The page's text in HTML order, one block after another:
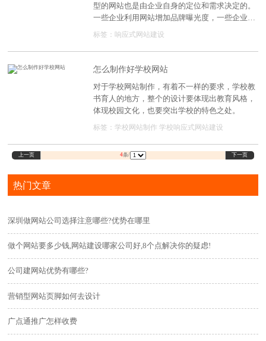
型的网站也是由企业自身的定位和需求决定的。
一些企业利用网站增加品牌曝光度，一些企业利
用网站建设展示产品或服务以获取现金，一些企
些企业仅利用网站作为展示平台来丰富企业文
化。当然，大多数企业的主要目的是营销。今
建设及其区别。
标签： 响应式网站建设
怎么制作好学校网站
对于学校网站制作，有着不一样的要求，学校教
书育人的地方，整个的设计要体现出教育风格，
体现校园文化，也要突出学校的特色之处。
标签： 学校网站制作 学校响应式网站建设
上一页 4条/ 下一页
热门文章
深圳做网站公司选择注意哪些?优势在哪里
做个网站要多少钱,网站建设哪家公司好,8个点解决你的疑虑!
公司建网站优势有哪些?
营销型网站页脚如何去设计
广点通推广怎样收费